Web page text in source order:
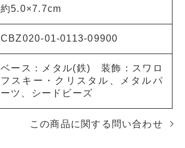
約5.0×7.7cm
CBZ020-01-0113-09900
ベース：メタル(鉄) 装飾：スワロ
フスキー・クリスタル、メタルパ
ーツ、シードビーズ
この商品に関する問い合わせ